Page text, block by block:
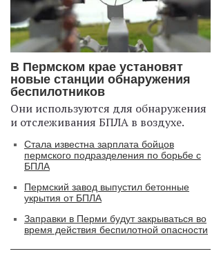
В Пермском крае установят
новые станции обнаружения
беспилотников
Они используются для обнаружения
и отслеживания БПЛА в воздухе.
Стала известна зарплата бойцов
пермского подразделения по борьбе с
БПЛА
Пермский завод выпустил бетонные
укрытия от БПЛА
Заправки в Перми будут закрываться во
время действия беспилотной опасности